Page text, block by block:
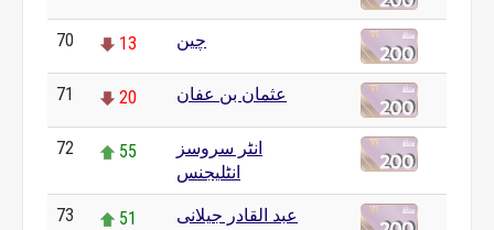
70 13 چین
71 20 عثمان بن عفان
72 55
انٹر سروسز
انٹلیجنس
73 51 عبد القادر جیلانی